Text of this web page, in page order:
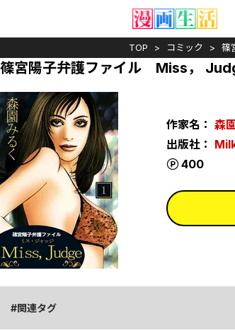
TOP コミック 篠
篠宮陽子弁護ファイル Miss，
作家名： 森
出版社：
400
関連タグ